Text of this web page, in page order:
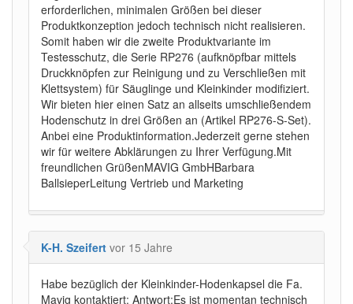
erforderlichen, minimalen Größen bei dieser
Produktkonzeption jedoch technisch nicht realisieren.
Somit haben wir die zweite Produktvariante im
Testesschutz, die Serie RP276 (aufknöpfbar mittels
Druckknöpfen zur Reinigung und zu Verschließen mit
Klettsystem) für Säuglinge und Kleinkinder modifiziert.
Wir bieten hier einen Satz an allseits umschließendem
Hodenschutz in drei Größen an (Artikel RP276-S-Set).
Anbei eine Produktinformation.Jederzeit gerne stehen
wir für weitere Abklärungen zu Ihrer Verfügung.Mit
freundlichen GrüßenMAVIG GmbHBarbara
BallsieperLeitung Vertrieb und Marketing
K-H. Szeifert vor 15 Jahre
Habe bezüglich der Kleinkinder-Hodenkapsel die Fa.
Mavig kontaktiert: Antwort:Es ist momentan technisch